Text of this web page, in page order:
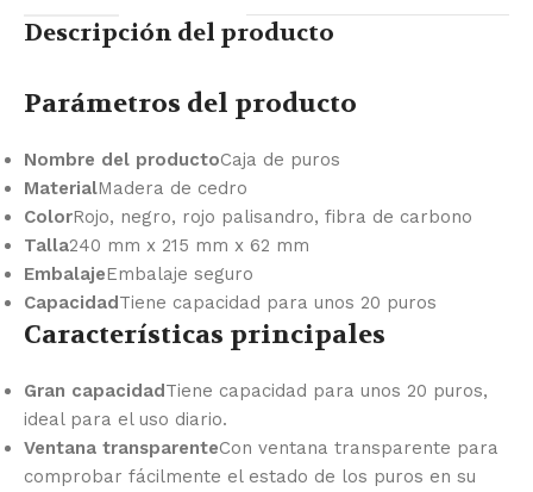
Descripción del producto
Parámetros del producto
Nombre del productoCaja de puros
MaterialMadera de cedro
ColorRojo, negro, rojo palisandro, fibra de carbono
Talla240 mm x 215 mm x 62 mm
EmbalajeEmbalaje seguro
CapacidadTiene capacidad para unos 20 puros
Características principales
Gran capacidadTiene capacidad para unos 20 puros,
ideal para el uso diario.
Ventana transparenteCon ventana transparente para
comprobar fácilmente el estado de los puros en su